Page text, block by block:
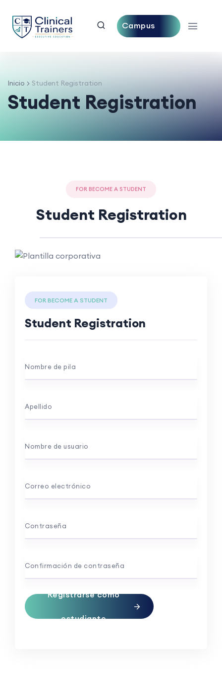
Campus
Inicio Student Registration
Student Registration
FOR BECOME A STUDENT
Student Registration
FOR BECOME A STUDENT
Student Registration
Nombre de pila
Apellido
Nombre de usuario
Correo electrónico
Contraseña
Confirmación de contraseña
Registrarse como
estudiante